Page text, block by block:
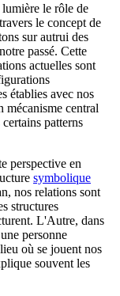
le rôle de
le concept de
sur autrui des
passé. Cette
actuelles sont
établies avec nos
mécanisme central
patterns
perspective en
symbolique
nos relations sont
structures
L'Autre, dans
personne
où se jouent nos
souvent les